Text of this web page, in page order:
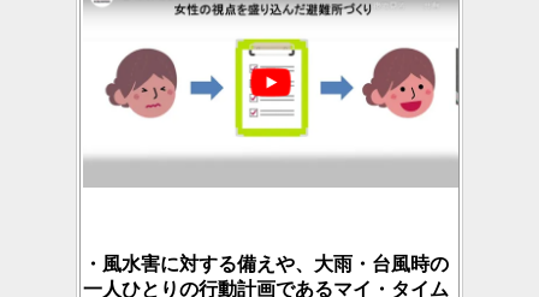
・風水害に対する備えや、大雨・台風時の
一人ひとりの行動計画であるマイ・タイム